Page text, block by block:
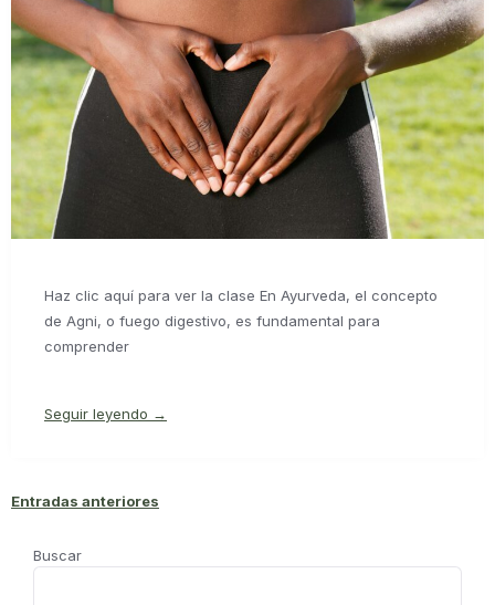
Haz clic aquí para ver la clase En Ayurveda, el concepto
de Agni, o fuego digestivo, es fundamental para
comprender
Seguir leyendo →
Entradas anteriores
Buscar